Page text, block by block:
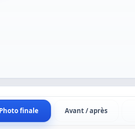
Photo finale Avant / après